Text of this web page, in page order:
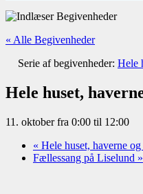
« Alle Begivenheder
Serie af begivenheder: Hele
Hele huset,
11. oktober fra 0:00 til 12:00
« Hele huset, haverne
Fællessang på Liselund »